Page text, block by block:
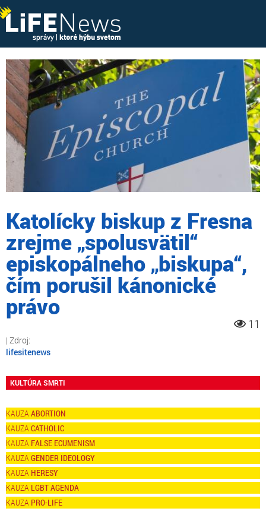
Katolícky biskup z Fresna
zrejme „spolusvätil“
episkopálneho „biskupa“,
čím porušil kánonické
právo
11
lifesitenews
KULTÚRA SMRTI
ABORTION
CATHOLIC
FALSE ECUMENISM
GENDER IDEOLOGY
HERESY
LGBT AGENDA
PRO-LIFE